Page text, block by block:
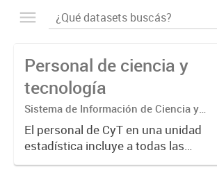
Personal de ciencia y
tecnología
Sistema de Información de Ciencia y
Tecnología Argentino (SICYTAR)
El personal de CyT en una unidad
estadística incluye a todas las
personas involucradas